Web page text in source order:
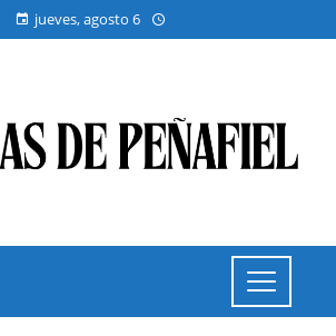
jueves, agosto 6